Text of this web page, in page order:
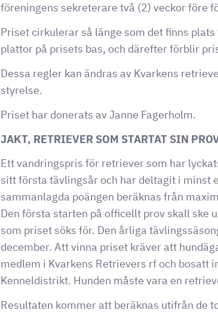
föreningens sekreterare två (2) veckor före
Priset cirkulerar så länge som det finns
plattor på prisets bas, och därefter förblir
Dessa regler kan ändras av Kvarkens
styrelse.
Priset har donerats av Janne Fagerholm.
JAKT, RETRIEVER SOM STARTAT SIN
Ett vandringspris för retriever som har
sitt första tävlingsår och har deltagit i minst
sammanlagda poängen beräknas från
Den första starten på officellt prov skall ske
som priset söks för. Den årliga
december. Att vinna priset kräver att
medlem i Kvarkens Retrievers rf och bosatt
Kenneldistrikt. Hunden måste vara en
Resultaten kommer att beräknas utifrån de